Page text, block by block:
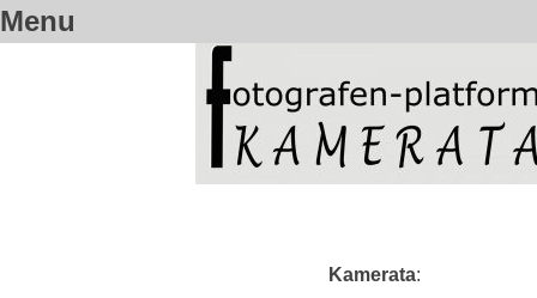
Menu
Kamerata: